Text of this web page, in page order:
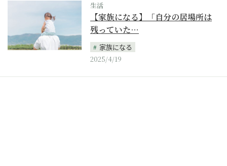
生活
【家族になる】「自分の居場所は
残っていた…
家族になる
2025/4/19